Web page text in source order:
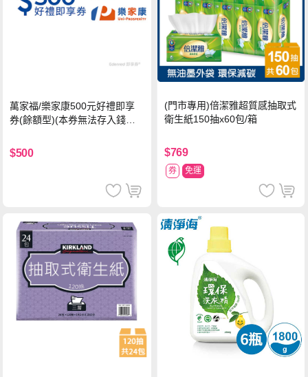
萬家福/樂家康500元好禮即享
券(餘額型)(本券無法存入錢包
$500
(門市專用)倍潔雅超質感抽取式
衛生紙150抽x60包/箱
$769
券 免運